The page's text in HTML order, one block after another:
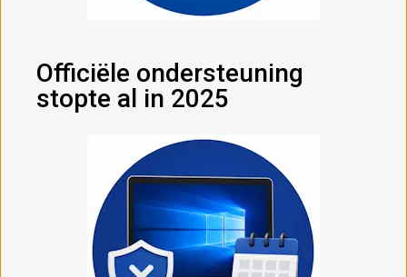
Officiële ondersteuning
stopte al in 2025